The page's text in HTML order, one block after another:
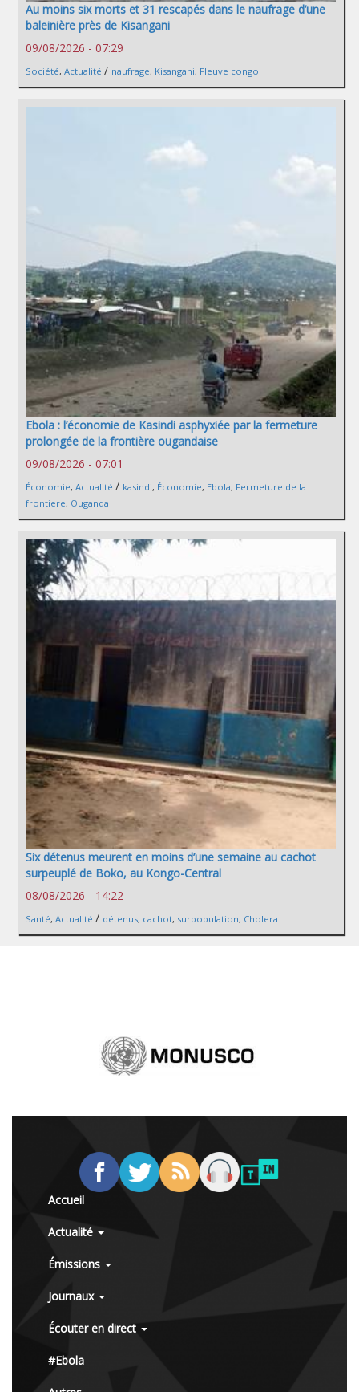
Au moins six morts et 31 rescapés dans le naufrage d’une
baleinière près de Kisangani
09/08/2026 - 07:29
Société, Actualité / naufrage, Kisangani, Fleuve congo
Ebola : l’économie de Kasindi asphyxiée par la fermeture
prolongée de la frontière ougandaise
09/08/2026 - 07:01
Économie, Actualité / kasindi, Économie, Ebola, Fermeture de la
frontiere, Ouganda
Six détenus meurent en moins d’une semaine au cachot
surpeuplé de Boko, au Kongo-Central
08/08/2026 - 14:22
Santé, Actualité / détenus, cachot, surpopulation, Cholera
Accueil
Actualité
Émissions
Journaux
Écouter en direct
#Ebola